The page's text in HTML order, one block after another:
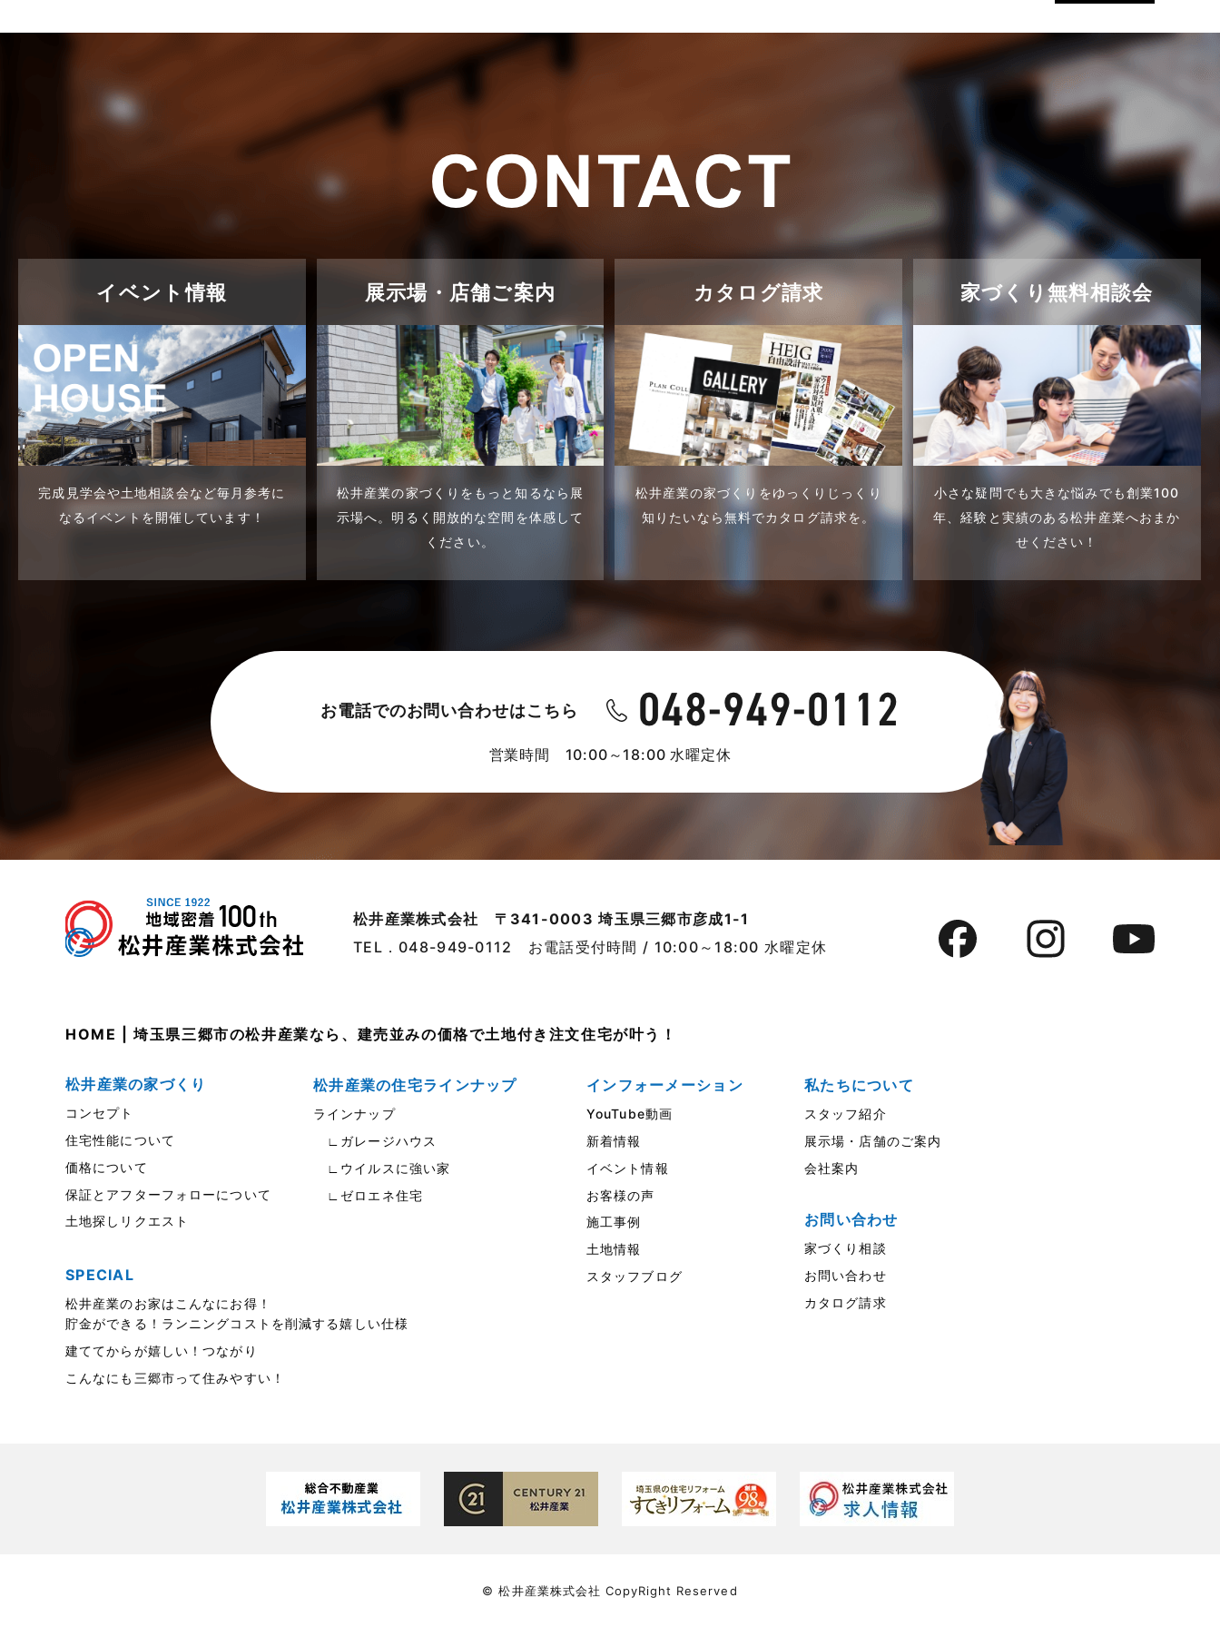
イベント情報
完成見学会や土地相談会など毎月参考に
なるイベントを開催しています！
展示場・店舗ご案内
松井産業の家づくりをもっと知るなら展
示場へ。 明るく開放的な空間を体感して
ください。
カタログ請求
松井産業の家づくりをゆっくりじっくり
知りたいなら無料でカタログ請求を。
家づくり無料相談会
小さな疑問でも大きな悩みでも創業100
年、経験と実績のある松井産業へおまか
せください！
お電話でのお問い合わせはこちら
営業時間 10:00～18:00 水曜定休
松井産業株式会社 〒341-0003 埼玉県三郷市彦成1-1
TEL． 048-949-0112 お電話受付時間 / 10:00～18:00 水曜定休
HOME | 埼玉県三郷市の松井産業なら、建売並みの価格で土地付き注文住宅が叶う！
松井産業の家づくり
コンセプト
住宅性能について
価格について
保証とアフターフォローについて
土地探しリクエスト
SPECIAL
松井産業のお家はこんなにお得！
貯金ができる！ランニングコストを削減する嬉しい仕様
建ててからが嬉しい！つながり
こんなにも三郷市って住みやすい！
松井産業の住宅ラインナップ
ラインナップ
∟ガレージハウス
∟ウイルスに強い家
∟ゼロエネ住宅
インフォーメーション
YouTube動画
新着情報
イベント情報
お客様の声
施工事例
土地情報
スタッフブログ
私たちについて
スタッフ紹介
展示場・店舗のご案内
会社案内
お問い合わせ
家づくり相談
お問い合わせ
カタログ請求
© 松井産業株式会社 CopyRight Reserved